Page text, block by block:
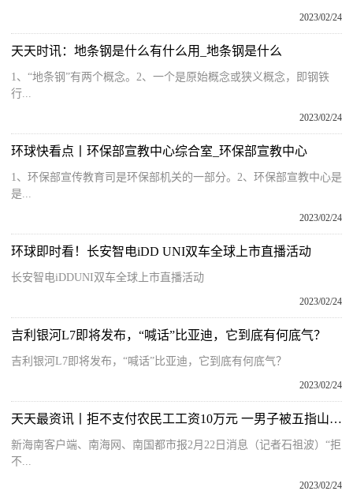
2023/02/24
天天时讯：地条钢是什么有什么用_地条钢是什么
1、“地条钢”有两个概念。2、一个是原始概念或狭义概念，即钢铁
行...
2023/02/24
环球快看点丨环保部宣教中心综合室_环保部宣教中心
1、环保部宣传教育司是环保部机关的一部分。2、环保部宣教中心是
是...
2023/02/24
环球即时看！长安智电iDD UNI双车全球上市直播活动
长安智电iDDUNI双车全球上市直播活动
2023/02/24
吉利银河L7即将发布，“喊话”比亚迪，它到底有何底气？
吉利银河L7即将发布，“喊话”比亚迪，它到底有何底气？
2023/02/24
天天最资讯丨拒不支付农民工工资10万元 一男子被五指山警方刑拘
新海南客户端、南海网、南国都市报2月22日消息（记者石祖波）“拒
不...
2023/02/24